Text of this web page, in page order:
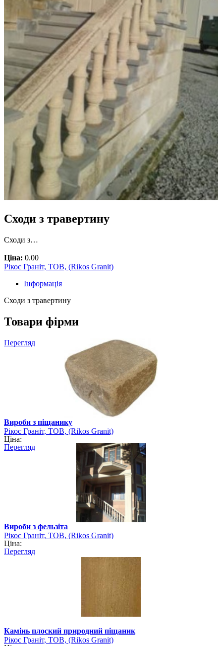
Сходи з травертину
Сходи з…
Ціна: 0.00
Рікос Граніт, ТОВ, (Rikos Granit)
Інформація
Сходи з травертину
Товари фірми
Перегляд
Вироби з піщанику
Рікос Граніт, ТОВ, (Rikos Granit)
Ціна:
Перегляд
Вироби з фельзіта
Рікос Граніт, ТОВ, (Rikos Granit)
Ціна:
Перегляд
Камінь плоский природний піщаник
Рікос Граніт, ТОВ, (Rikos Granit)